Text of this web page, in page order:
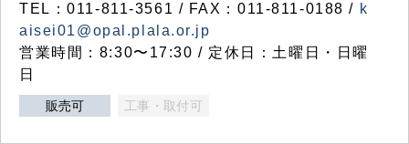
TEL：011-811-3561 / FAX：011-811-0188 / k
aisei01@opal.plala.or.jp
営業時間：8:30〜17:30 / 定休日：土曜日・日曜
日
販売可 工事・取付可